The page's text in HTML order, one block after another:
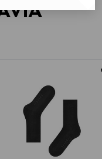
kuviosukat,